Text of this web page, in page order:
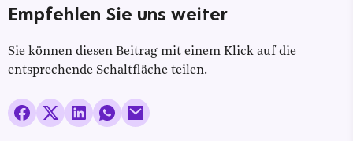
Empfehlen Sie uns weiter
Sie können diesen Beitrag mit einem Klick auf die
entsprechende Schaltfläche teilen.